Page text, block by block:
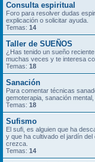
Consulta espiritual
Foro para resolver dudas
explicación o solicitar ayuda.
Temas: 14
Taller de SUEÑOS
¿Has tenido un sueño
muchas veces y te interesa
Temas: 18
Sanación
Para comentar técnicas
gemoterapia, sanación
Temas: 18
Sufismo
El sufi, es alguien que ha
y que ha cultivado el jardín
crezca.
Temas: 14